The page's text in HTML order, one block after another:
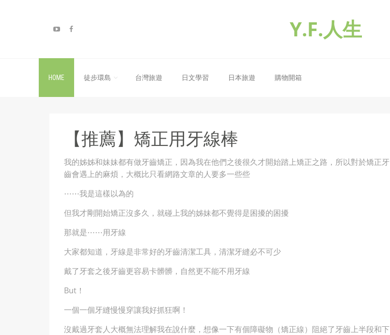
Y.F.人生
HOME 徒步環島 台灣旅遊 日文學習 日本旅遊 購物開箱
【推薦】矯正用牙線棒
我的姊姊和妹妹都有做牙齒矯正，因為我在他們之後很久才開始踏上矯正之路，所以對於矯正牙
齒會遇上的麻煩，大概比只看網路文章的人要多一些些
⋯⋯我是這樣以為的
但我才剛開始矯正沒多久，就碰上我的姊妹都不覺得是困擾的困擾
那就是⋯⋯用牙線
大家都知道，牙線是非常好的牙齒清潔工具，清潔牙縫必不可少
戴了牙套之後牙齒更容易卡髒髒，自然更不能不用牙線
But！
一個一個牙縫慢慢穿讓我好抓狂啊！
沒戴過牙套人大概無法理解我在說什麼，想像一下有個障礙物（矯正線）阻絕了牙齒上半段和下